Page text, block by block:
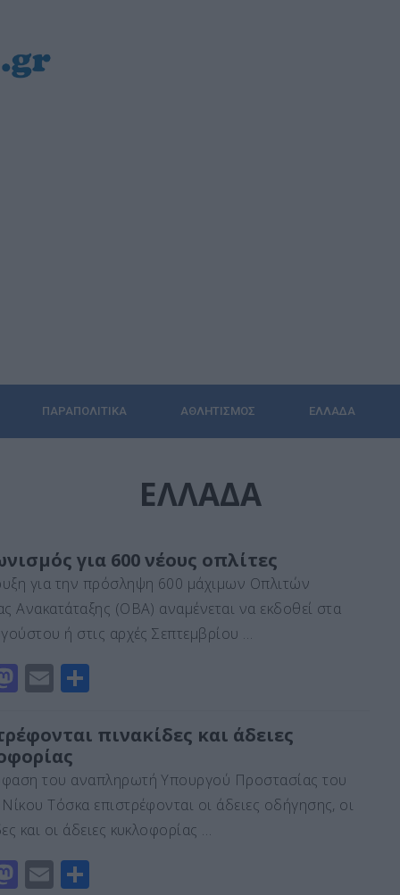
ΠΑΡΑΠΟΛΙΤΙΚΆ ΑΘΛΗΤΙΣΜΌΣ ΕΛΛΆΔΑ
ΕΛΛΆΔΑ
για 600 νέους οπλίτες
για την πρόσληψη 600 μάχιμων Οπλιτών
Ανακατάταξης (ΟΒΑ) αναμένεται να εκδοθεί στα
ή στις αρχές Σεπτεμβρίου …
M
st
o
d
o
E
ai
l
ρ
α
σ
τε
ίτ
πινακίδες και άδειες
του αναπληρωτή Υπουργού Προστασίας του
Τόσκα επιστρέφονται οι άδειες οδήγησης, οι
και οι άδειες κυκλοφορίας …
M E